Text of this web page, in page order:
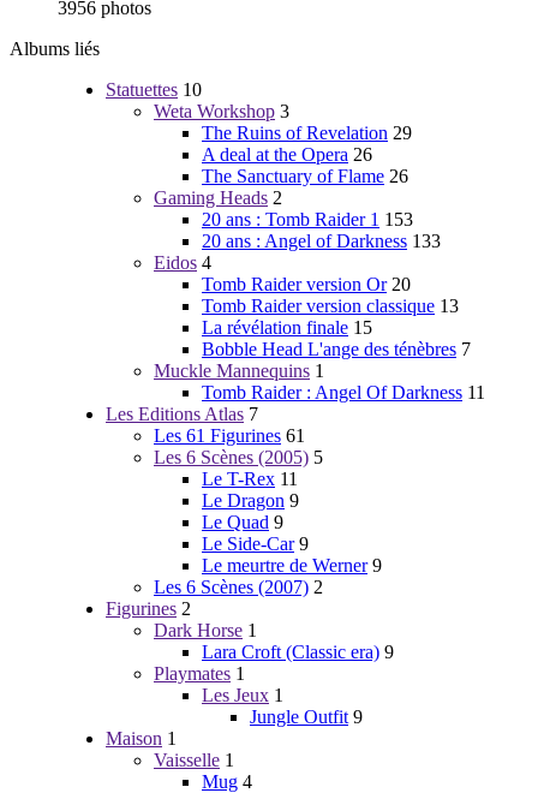
3956 photos
Albums liés
Statuettes 10
Weta Workshop 3
The Ruins of Revelation 29
A deal at the Opera 26
The Sanctuary of Flame 26
Gaming Heads 2
20 ans : Tomb Raider 1 153
20 ans : Angel of Darkness 133
Eidos 4
Tomb Raider version Or 20
Tomb Raider version classique 13
La révélation finale 15
Bobble Head L'ange des ténèbres 7
Muckle Mannequins 1
Tomb Raider : Angel Of Darkness 11
Les Editions Atlas 7
Les 61 Figurines 61
Les 6 Scènes (2005) 5
Le T-Rex 11
Le Dragon 9
Le Quad 9
Le Side-Car 9
Le meurtre de Werner 9
Les 6 Scènes (2007) 2
Figurines 2
Dark Horse 1
Lara Croft (Classic era) 9
Playmates 1
Les Jeux 1
Jungle Outfit 9
Maison 1
Vaisselle 1
Mug 4